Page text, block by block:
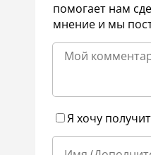
помогает нам
мнение и мы
Я хочу